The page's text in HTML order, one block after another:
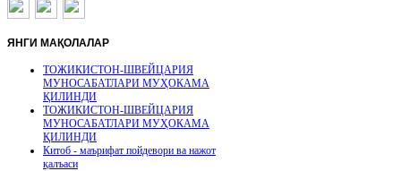
ЯНГИ МАҚОЛАЛАР
ТОЖИКИСТОН-ШВЕЙЦАРИЯ
МУНОСАБАТЛАРИ МУҲОКАМА
ҚИЛИНДИ
ТОЖИКИСТОН-ШВЕЙЦАРИЯ
МУНОСАБАТЛАРИ МУҲОКАМА
ҚИЛИНДИ
Китоб - маърифат пойдевори ва нажот
қалъаси